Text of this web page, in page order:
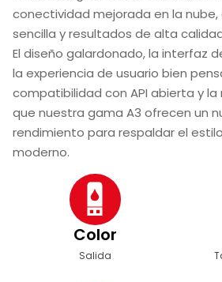
conectividad mejorada en la
sencilla y resultados de alta
El diseño galardonado, la interfaz
la experiencia de usuario bien
compatibilidad con API abierta y
que nuestra gama A3 ofrecen un
rendimiento para respaldar el
moderno.
Color
Salida